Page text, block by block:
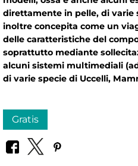
direttamente in pelle, di varie
inoltre concepita come un
delle caratteristiche del
soprattutto mediante
alcuni sistemi multimediali
di varie specie di Uccelli,
Gratis